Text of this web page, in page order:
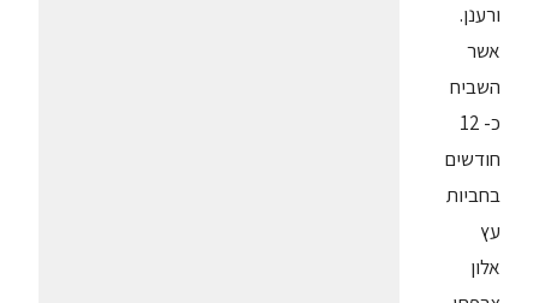
ורענן.
אשר
השביח
כ- 12
חודשים
בחביות
עץ
אלון